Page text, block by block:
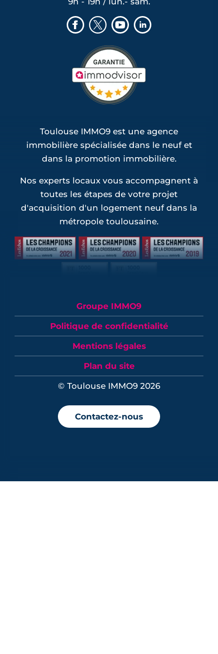
Programmes Jeanbrun Pinsaguel (1)
Programmes Jeanbrun Plaisance-du-
Programmes Jeanbrun Roques (1)
Programmes Jeanbrun Rouffiac-Tolosan
Programmes Jeanbrun Saint-Loup-
Programmes Jeanbrun Saint-Sauveur (1)
Toulouse IMMO9 est une agence
immobilière spécialisée dans le neuf et
dans la promotion immobilière.
Nos experts locaux vous accompagnent à
toutes les étapes de votre projet
d'acquisition d'un logement neuf dans la
métropole toulousaine.
Groupe IMMO9
Politique de confidentialité
Mentions légales
Plan du site
© Toulouse IMMO9 2026
Contactez-nous